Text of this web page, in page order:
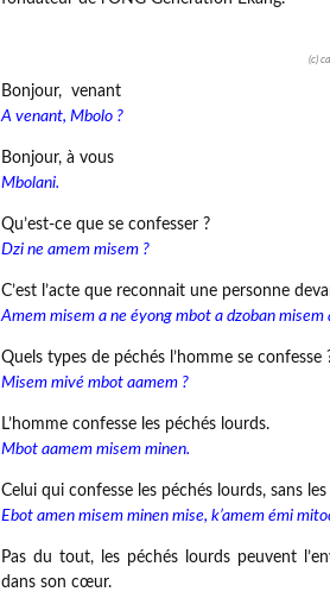
(c)
Bonjour, venant
A venant, Mbolo ?
Bonjour, à vous
Mbolani.
Qu’est-ce que se confesser ?
Dzi ne amem misem ?
C’est l’acte que reconnait une personne
Amem misem a ne éyong mbot a dzoban misem
Quels types de péchés l’homme se confesse
Misem mivé mbot aamem ?
L’homme confesse les péchés lourds.
Mbot aamem misem minen.
Celui qui confesse les péchés lourds, sans
Ebot amen misem minen mise, k’amem émi
Pas du tout, les péchés lourds peuvent
dans son cœur.